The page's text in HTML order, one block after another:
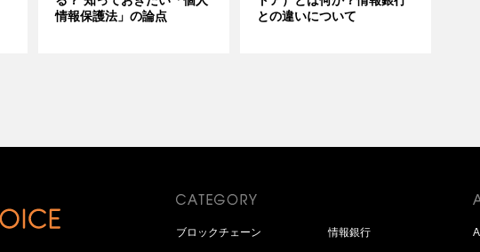
情報保護法」の論点
との違いについて
ブロックチェーン 情報銀行